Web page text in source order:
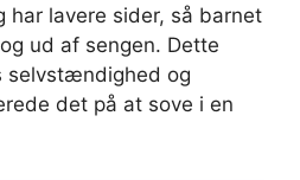
lavere sider, så barnet
ud af sengen. Dette
selvstændighed og
det på at sove i en